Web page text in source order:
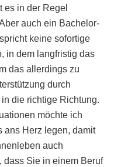
es in der Regel
auch ein Bachelor-
keine sofortige
in dem langfristig das
das allerdings zu
durch
die richtige Richtung.
möchte ich
ans Herz legen, damit
auch
dass Sie in einem Beruf